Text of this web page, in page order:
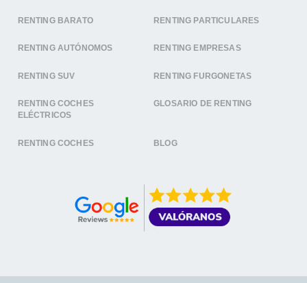
RENTING BARATO RENTING PARTICULARES
RENTING AUTÓNOMOS RENTING EMPRESAS
RENTING SUV RENTING FURGONETAS
RENTING COCHES
ELÉCTRICOS
GLOSARIO DE RENTING
RENTING COCHES BLOG